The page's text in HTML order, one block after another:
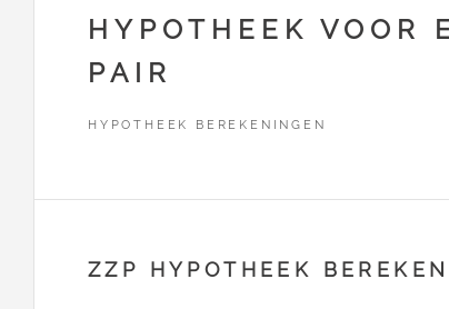
HYPOTHEEK VOOR
PAIR
HYPOTHEEK BEREKENINGEN
ZZP HYPOTHEEK